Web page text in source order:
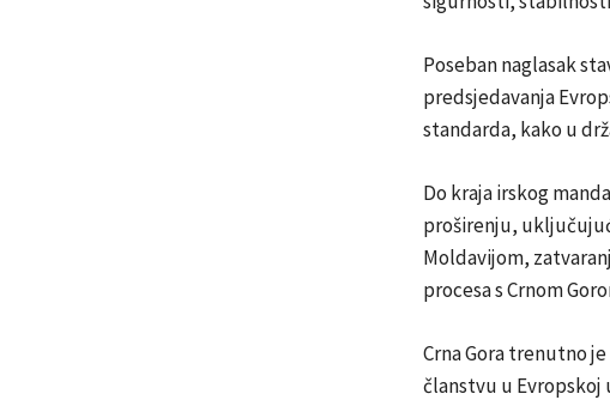
Poseban naglasak
predsjedavanja
standarda, kako u
Do kraja irskog
proširenju,
Moldavijom,
procesa s Crnom
Crna Gora trenutno
članstvu u Evropskoj